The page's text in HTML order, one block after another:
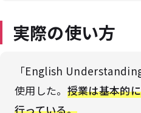
実際の使い方
「English
使用した。 授業は基本的
行っている。